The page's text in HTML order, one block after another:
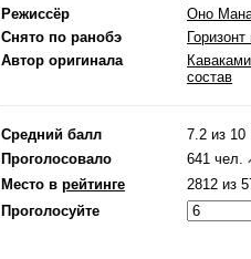
Режиссёр
Оно
Снято по ранобэ
Автор оригинала
состав
Средний балл
7.2 из 10
Проголосовало
641 чел.
Место в рейтинге
2812 из
Проголосуйте